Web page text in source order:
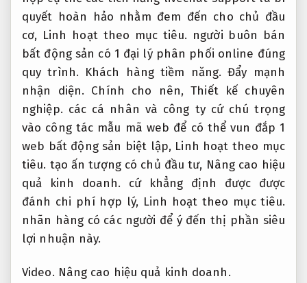
quyết hoàn hảo nhằm đem đến cho chủ đầu
cơ, Linh hoạt theo mục tiêu. người buôn bán
bất động sản có 1 đại lý phân phối online đúng
quy trình. Khách hàng tiềm năng. Đẩy mạnh
nhận diện. Chính cho nên,Thiết kế chuyên
nghiệp. các cá nhân và công ty cứ chú trọng
vào công tác mẫu mã web để có thể vun đắp 1
web bất động sản biệt lập, Linh hoạt theo mục
tiêu. tạo ấn tượng có chủ đầu tư, Nâng cao hiệu
quả kinh doanh. cứ khẳng định được được
đánh chi phí hợp lý, Linh hoạt theo mục tiêu.
nhãn hàng có các người để ý đến thị phần siêu
lợi nhuận này.
Video. Nâng cao hiệu quả kinh doanh.